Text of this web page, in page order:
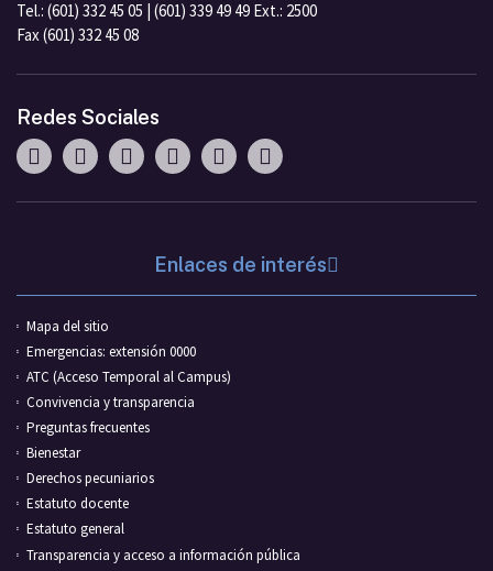
Tel.: (601) 332 45 05 | (601) 339 49 49 Ext.: 2500
Fax (601) 332 45 08
Redes Sociales
Enlaces de interés
Mapa del sitio
Emergencias: extensión 0000
ATC (Acceso Temporal al Campus)
Convivencia y transparencia
Preguntas frecuentes
Bienestar
Derechos pecuniarios
Estatuto docente
Estatuto general
Transparencia y acceso a información pública